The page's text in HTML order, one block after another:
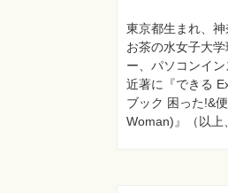
東京都生まれ、神
お茶の水女子大
ー、パソコンイ
近著に『できる
ブック 困った!&
Woman)』（以上